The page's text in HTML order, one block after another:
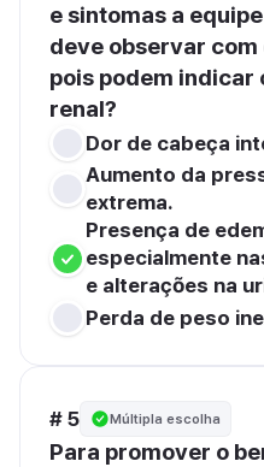
e sintomas a
deve observar
pois podem
renal?
Dor de cabeça
Aumento da
extrema.
Presença de
especialmente
e alterações na
Perda de peso
# 5 Múltipla escolha
Para promover o